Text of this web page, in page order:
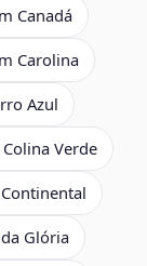
Canadá
Carolina
Azul
Verde
Glória